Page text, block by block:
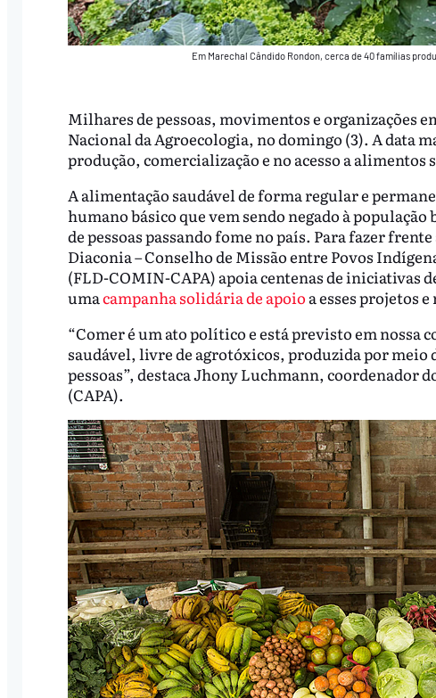
Em Marechal Cândido Rondon, cerca de 40 famílias
Milhares de pessoas, movimentos e organizações
Nacional da Agroecologia, no domingo (3). A data
produção, comercialização e no acesso a
A alimentação saudável de forma regular e
humano básico que vem sendo negado à
de pessoas passando fome no país. Para fazer
Diaconia – Conselho de Missão entre Povos
(FLD-COMIN-CAPA) apoia centenas de iniciativas
umacampanha solidária de apoio a esses projetos
“Comer é um ato político e está previsto em
saudável, livre de agrotóxicos, produzida por meio
pessoas”, destaca Jhony Luchmann, coordenador
(CAPA).